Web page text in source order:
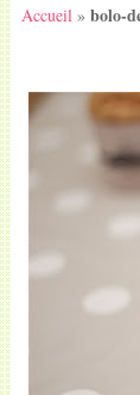
Accueil » bolo-